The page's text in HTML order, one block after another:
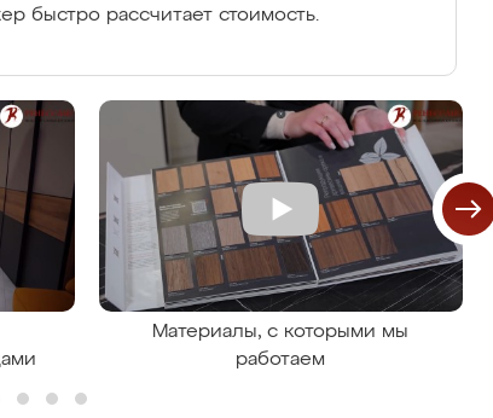
быстро рассчитает стоимость.
Материалы, с которыми мы
работаем